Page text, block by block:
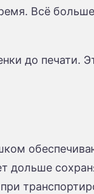
Всё
до печати.
дольше